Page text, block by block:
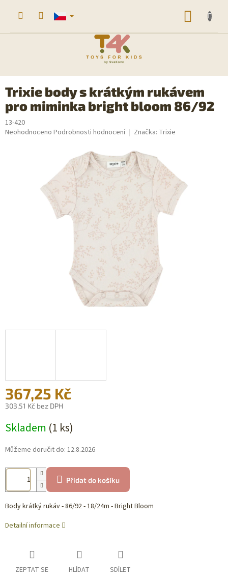
Trixie body s krátkým rukávem
pro miminka bright bloom 86/92
13-420
Průměrné
Neohodnoceno Podrobnosti hodnocení Značka: Trixie
367,25 Kč
303,51 Kč bez DPH
cena:
Skladem (1 ks)
Můžeme doručit do: 12.8.2026
Přidat do košíku
Body krátký rukáv - 86/92 - 18/24m - Bright Bloom
Detailní informace
ZEPTAT SE HLÍDAT SDÍLET